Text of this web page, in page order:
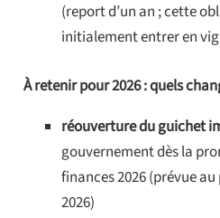
(report d’un an ; cette
initialement entrer en
À retenir pour 2026 : quels
réouverture du guichet
gouvernement dès la
finances 2026 (prévue
2026)